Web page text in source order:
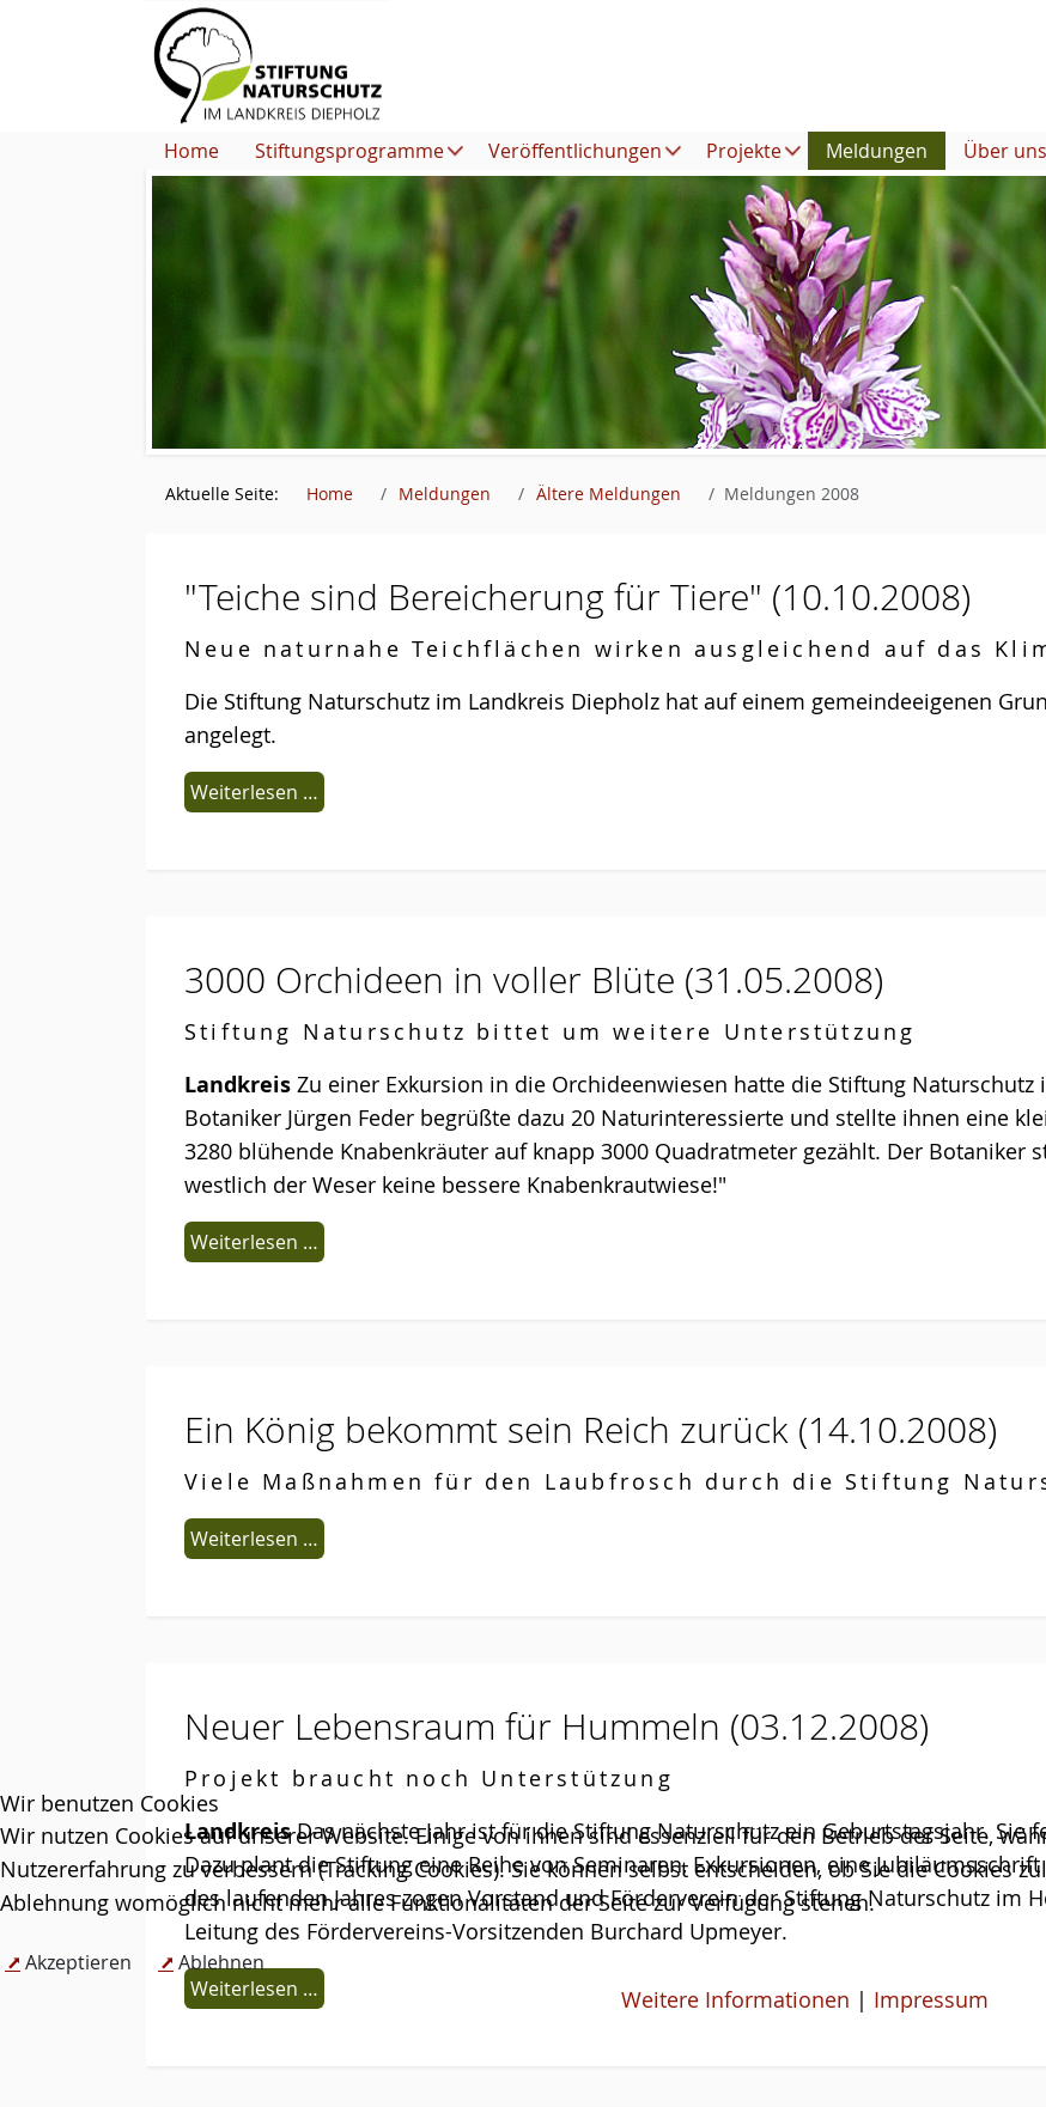
Home Stiftungsprogramme Veröffentlichungen Projekte Meldungen Über uns
Aktuelle Seite: Home Meldungen Ältere Meldungen Meldungen 2008
"Teiche sind Bereicherung für Tiere" (10.10.2008)
Neue naturnahe Teichflächen wirken ausgleichend auf das
Die Stiftung Naturschutz im Landkreis Diepholz hat auf einem gemeindeeigenen
angelegt.
Weiterlesen …
3000 Orchideen in voller Blüte (31.05.2008)
Stiftung Naturschutz bittet um weitere Unterstützung
Landkreis Zu einer Exkursion in die Orchideenwiesen hatte die Stiftung Naturschutz
Botaniker Jürgen Feder begrüßte dazu 20 Naturinteressierte und stellte ihnen eine
3280 blühende Knabenkräuter auf knapp 3000 Quadratmeter gezählt. Der Botaniker
westlich der Weser keine bessere Knabenkrautwiese!"
Weiterlesen …
Ein König bekommt sein Reich zurück (14.10.2008)
Viele Maßnahmen für den Laubfrosch durch die Stiftung
Weiterlesen …
Neuer Lebensraum für Hummeln (03.12.2008)
Projekt braucht noch Unterstützung
LandkreisDas nächste Jahr ist für die Stiftung Naturschutz ein Geburtstagsjahr. Sie
Dazu plant die Stiftung eine Reihe von Seminaren, Exkursionen, eine
des laufenden Jahres zogen Vorstand und Förderverein der Stiftung Naturschutz im
Leitung des Fördervereins-Vorsitzenden Burchard Upmeyer.
Weiterlesen …
Wir benutzen Cookies
Wir nutzen Cookies auf unserer Website. Einige von ihnen sind essenziell für den Betrieb der Seite,
Nutzererfahrung zu verbessern (Tracking Cookies). Sie können selbst entscheiden, ob Sie die Cookies
Ablehnung womöglich nicht mehr alle Funktionalitäten der Seite zur Verfügung stehen.
Akzeptieren Ablehnen
Weitere Informationen | Impressum